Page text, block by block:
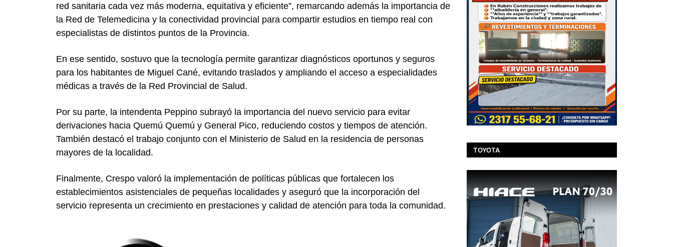
red sanitaria cada vez más moderna, equitativa y eficiente”, remarcando además la importancia de
la Red de Telemedicina y la conectividad provincial para compartir estudios en tiempo real con
especialistas de distintos puntos de la Provincia.
En ese sentido, sostuvo que la tecnología permite garantizar diagnósticos oportunos y seguros
para los habitantes de Miguel Cané, evitando traslados y ampliando el acceso a especialidades
médicas a través de la Red Provincial de Salud.
Por su parte, la intendenta Peppino subrayó la importancia del nuevo servicio para evitar
derivaciones hacia Quemú Quemú y General Pico, reduciendo costos y tiempos de atención.
También destacó el trabajo conjunto con el Ministerio de Salud en la residencia de personas
mayores de la localidad.
Finalmente, Crespo valoró la implementación de políticas públicas que fortalecen los
establecimientos asistenciales de pequeñas localidades y aseguró que la incorporación del
servicio representa un crecimiento en prestaciones y calidad de atención para toda la comunidad.
TOYOTA